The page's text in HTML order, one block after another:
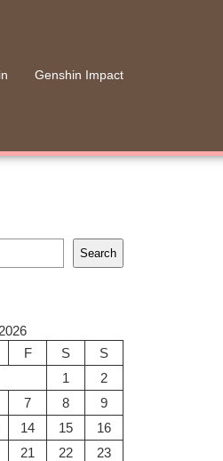
Genshin Impact
Search
F S
S
1
2
7 8
9
14 15
16
21 22
23